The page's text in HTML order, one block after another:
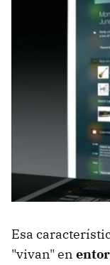
Esa
"vivan" en